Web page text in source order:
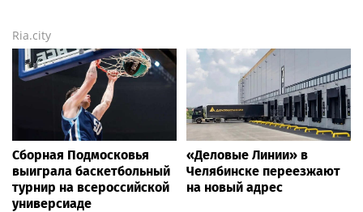
Ria.city
Сборная Подмосковья
выиграла баскетбольный
турнир на всероссийской
универсиаде
«Деловые Линии» в
Челябинске переезжают
на новый адрес